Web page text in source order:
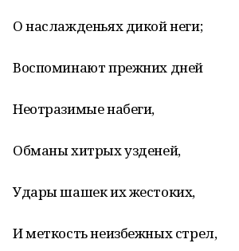
О наслажденьях дикой неги;
Воспоминают прежних дней
Неотразимые набеги,
Обманы хитрых узденей,
Удары шашек их жестоких,
И меткость неизбежных стрел,